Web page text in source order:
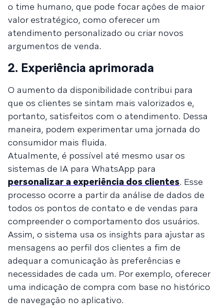
o time humano, que pode focar ações de maior
valor estratégico, como oferecer um
atendimento personalizado ou criar novos
argumentos de venda.
2. Experiência aprimorada
O aumento da disponibilidade contribui para
que os clientes se sintam mais valorizados e,
portanto, satisfeitos com o atendimento. Dessa
maneira, podem experimentar uma jornada do
consumidor mais fluida.
Atualmente, é possível até mesmo usar os
sistemas de IA para WhatsApp para
personalizar a experiência dos clientes. Esse
processo ocorre a partir da análise de dados de
todos os pontos de contato e de vendas para
compreender o comportamento dos usuários.
Assim, o sistema usa os insights para ajustar as
mensagens ao perfil dos clientes a fim de
adequar a comunicação às preferências e
necessidades de cada um. Por exemplo, oferecer
uma indicação de compra com base no histórico
de navegação no aplicativo.